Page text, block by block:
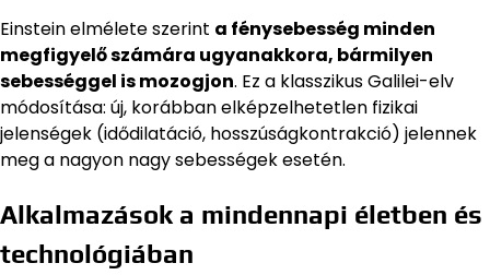
Einstein elmélete szerint a fénysebesség minden
megfigyelő számára ugyanakkora, bármilyen
sebességgel is mozogjon. Ez a klasszikus Galilei-elv
módosítása: új, korábban elképzelhetetlen fizikai
jelenségek (idődilatáció, hosszúságkontrakció) jelennek
meg a nagyon nagy sebességek esetén.
Alkalmazások a mindennapi életben és
technológiában